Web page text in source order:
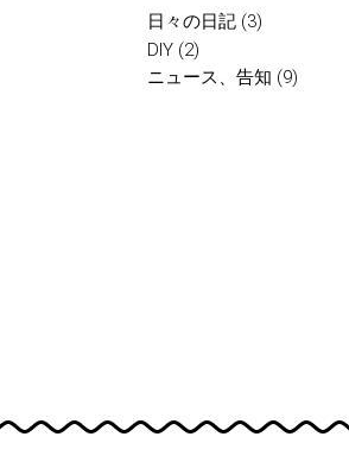
日々の日記 (3)
DIY (2)
ニュース、告知 (9)